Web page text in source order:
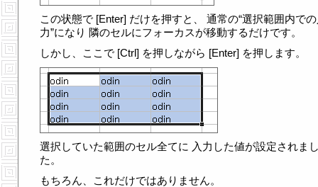
この状態で [Enter] だけを押すと、 通常の“選択範囲内で
力”になり 隣のセルにフォーカスが移動するだけです。
しかし、ここで [Ctrl] を押しながら [Enter] を押します。
選択していた範囲のセル全てに 入力した値が設定されま
た。
もちろん、これだけではありません。